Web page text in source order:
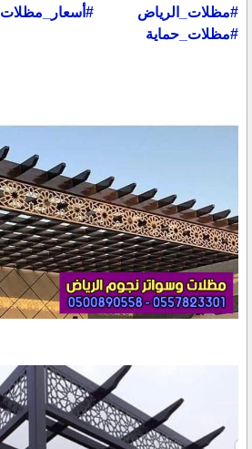
#مظلات_الرياض
#أسعار_مظلات
#مظلات_حماية